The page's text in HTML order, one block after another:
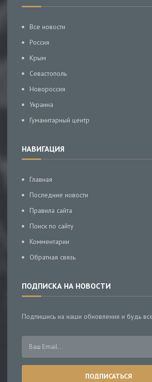
Все новости
Россия
Крым
Севастополь
Новороссия
Украина
Гуманитарный центр
НАВИГАЦИЯ
Главная
Последние новости
Правила сайта
Поиск по сайту
Комментарии
Обратная связь
ПОДПИСКА НА НОВОСТИ
Подпишись на наши обновления и будь